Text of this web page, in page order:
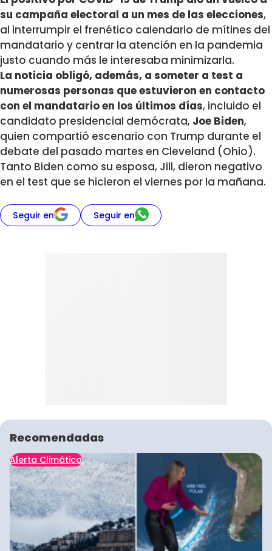
su campaña electoral a un mes de las elecciones,
al interrumpir el frenético calendario de mítines del
mandatario y centrar la atención en la pandemia
justo cuando más le interesaba minimizarla.
La noticia obligó, además, a someter a test a
numerosas personas que estuvieron en contacto
con el mandatario en los últimos días, incluido el
candidato presidencial demócrata, Joe Biden,
quien compartió escenario con Trump durante el
debate del pasado martes en Cleveland (Ohio).
Tanto Biden como su esposa, Jill, dieron negativo
en el test que se hicieron el viernes por la mañana.
Seguir en Seguir en
Recomendadas
Alerta Climática